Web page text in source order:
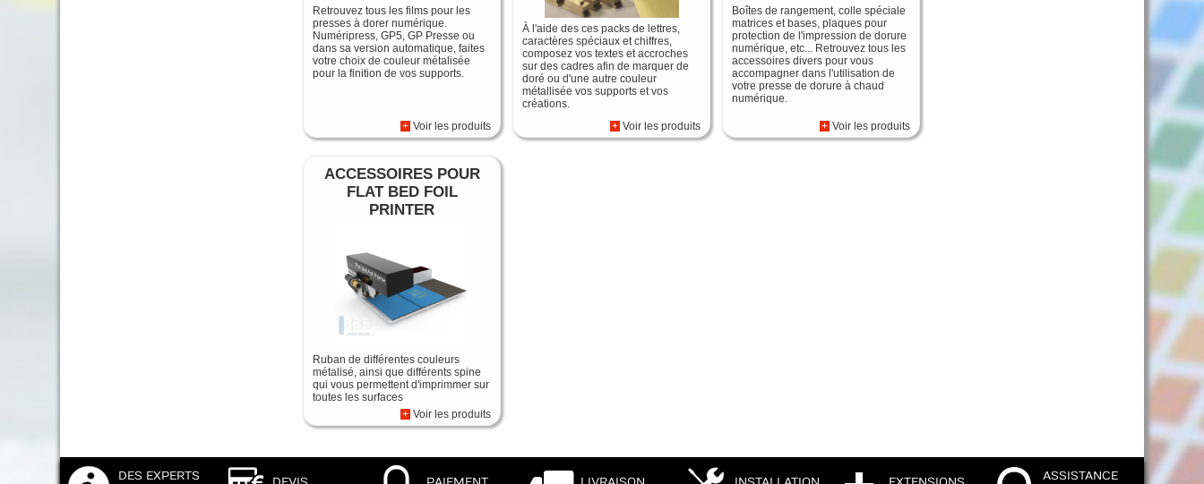
Retrouvez tous les films pour les
presses à dorer numérique.
Numéripress, GP5, GP Presse ou
dans sa version automatique, faites
votre choix de couleur métalisée
pour la finition de vos supports.
+ Voir les produits
À l'aide des ces packs de lettres,
caractères spéciaux et chiffres,
composez vos textes et accroches
sur des cadres afin de marquer de
doré ou d'une autre couleur
métallisée vos supports et vos
créations.
+ Voir les produits
Boîtes de rangement, colle spéciale
matrices et bases, plaques pour
protection de l'impression de dorure
numérique, etc... Retrouvez tous les
accessoires divers pour vous
accompagner dans l'utilisation de
votre presse de dorure à chaud
numérique.
+ Voir les produits
ACCESSOIRES POUR
FLAT BED FOIL
PRINTER
Ruban de différentes couleurs
métalisé, ainsi que différents spine
qui vous permettent d'imprimmer sur
toutes les surfaces
+ Voir les produits
DES EXPERTS
ASSISTANCE